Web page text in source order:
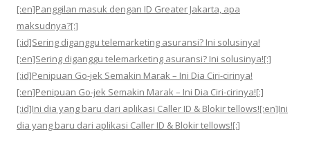
[:en]Panggilan masuk dengan ID Greater Jakarta, apa
maksudnya?[:]
[:id]Sering diganggu telemarketing asuransi? Ini solusinya!
[:en]Sering diganggu telemarketing asuransi? Ini solusinya![:]
[:id]Penipuan Go-jek Semakin Marak – Ini Dia Ciri-cirinya!
[:en]Penipuan Go-jek Semakin Marak – Ini Dia Ciri-cirinya![:]
[:id]Ini dia yang baru dari aplikasi Caller ID & Blokir tellows![:en]Ini
dia yang baru dari aplikasi Caller ID & Blokir tellows![:]